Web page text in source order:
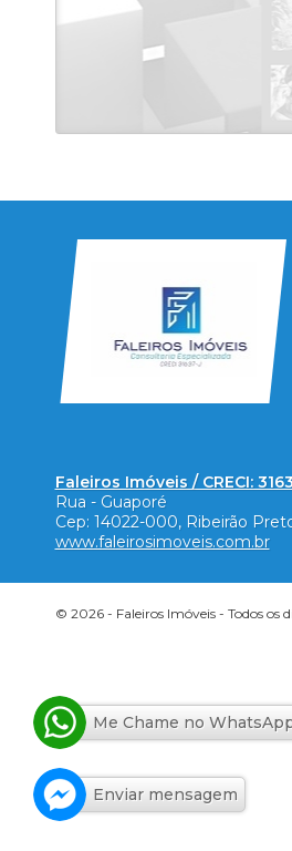
Faleiros Imóveis / CRECI:
Rua - Guaporé
Cep: 14022-000, Ribeirão
www.faleirosimoveis.com.br
© 2026 - Faleiros Imóveis- Todos os
Enviar mensagem
Me Chame no